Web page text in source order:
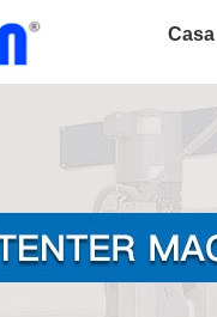
Casa